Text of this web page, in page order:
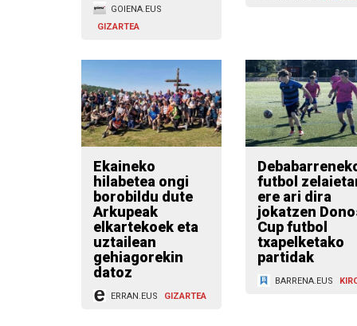
GOIENA.EUS
GIZARTEA
Ekaineko
hilabetea ongi
borobildu dute
Arkupeak
elkartekoek eta
uztailean
gehiagorekin
datoz
ERRAN.EUS GIZARTEA
futbol
ere ari dira
jokatzen
Cup futbol
txapelketako
partidak
BARRENA.EUS